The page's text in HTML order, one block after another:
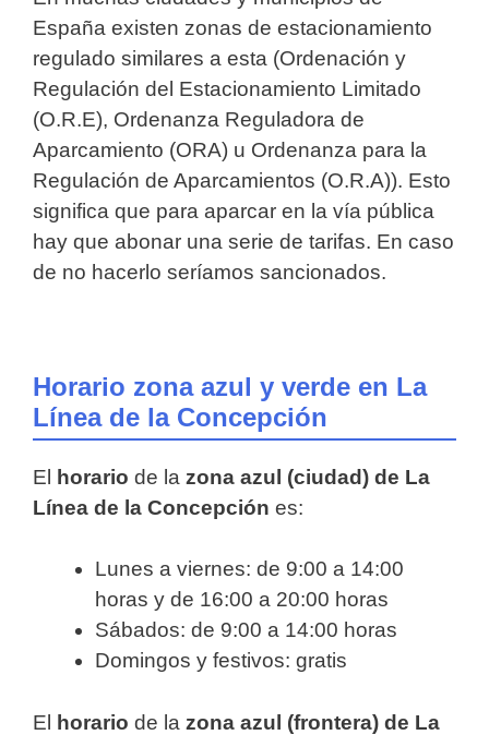
España existen zonas de estacionamiento
regulado similares a esta (Ordenación y
Regulación del Estacionamiento Limitado
(O.R.E), Ordenanza Reguladora de
Aparcamiento (ORA) u Ordenanza para la
Regulación de Aparcamientos (O.R.A)). Esto
significa que para aparcar en la vía pública
hay que abonar una serie de tarifas. En caso
de no hacerlo seríamos sancionados.
Horario zona azul y verde en La
Línea de la Concepción
El horario de la zona azul (ciudad) de La
Línea de la Concepción es:
Lunes a viernes: de 9:00 a 14:00
horas y de 16:00 a 20:00 horas
Sábados: de 9:00 a 14:00 horas
Domingos y festivos: gratis
El horario de la zona azul (frontera) de La